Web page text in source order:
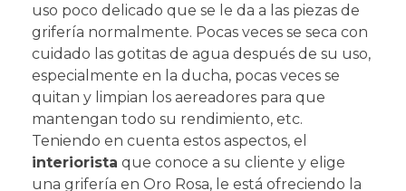
uso poco delicado que se le da a las piezas de
grifería normalmente. Pocas veces se seca con
cuidado las gotitas de agua después de su uso,
especialmente en la ducha, pocas veces se
quitan y limpian los aereadores para que
mantengan todo su rendimiento, etc.
Teniendo en cuenta estos aspectos, el
interiorista que conoce a su cliente y elige
una grifería en Oro Rosa, le está ofreciendo la